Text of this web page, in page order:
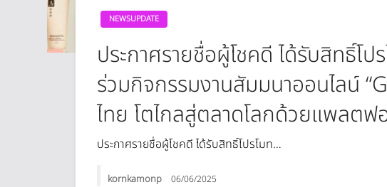
NEWSUPDATE
ประกาศรายชื่อผู้โชคดี ได้รับสิทธิ์โ
ร่วมกิจกรรมงานสัมมนาออนไลน์
ไทย โตไกลสู่ตลาดโลกด้วยแพลต
ประกาศรายชื่อผู้โชคดี ได้รับสิทธิ์โปรโมท…
kornkamonp 06/06/2025